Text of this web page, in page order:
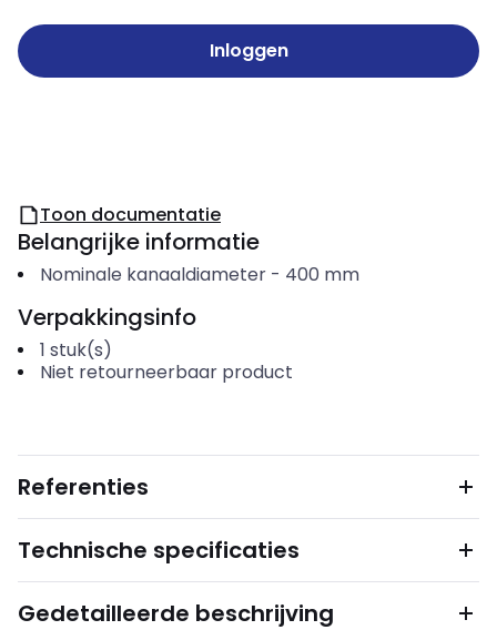
Inloggen
Toon documentatie
Belangrijke informatie
Nominale kanaaldiameter- 400 mm
Verpakkingsinfo
1 stuk(s)
Niet retourneerbaar product
Referenties
Technische specificaties
Gedetailleerde beschrijving